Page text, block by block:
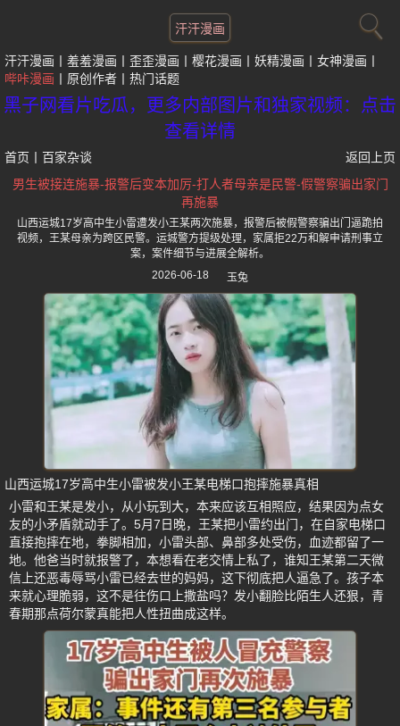
汗汗漫画
汗汗漫画 羞羞漫画 歪歪漫画 樱花漫画 妖精漫画
女神漫画
哔咔漫画
原创作者 热门话题
黑子网看片吃瓜，更多内部图片和独家视频：点击
查看详情
首页 百家杂谈
返回上页
男生被接连施暴-报警后变本加厉-打人者母亲是民警-假警察骗出家门
再施暴
山西运城17岁高中生小雷遭发小王某两次施暴，报警后被假警察骗出门逼跪拍
视频，王某母亲为跨区民警。运城警方提级处理，家属拒22万和解申请刑事立
案，案件细节与进展全解析。
2026-06-18
玉兔
山西运城17岁高中生小雷被发小王某电梯口抱摔施暴真相
小雷和王某是发小，从小玩到大，本来应该互相照应，结果因为点女
友的小矛盾就动手了。5月7日晚，王某把小雷约出门，在自家电梯口
直接抱摔在地，拳脚相加，小雷头部、鼻部多处受伤，血迹都留了一
地。他爸当时就报警了，本想看在老交情上私了，谁知王某第二天微
信上还恶毒辱骂小雷已经去世的妈妈，这下彻底把人逼急了。孩子本
来就心理脆弱，这不是往伤口上撒盐吗？发小翻脸比陌生人还狠，青
春期那点荷尔蒙真能把人性扭曲成这样。